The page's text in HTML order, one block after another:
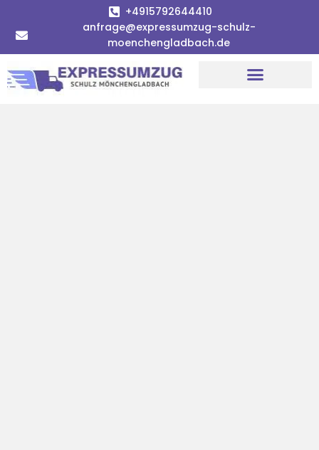
+4915792644410
anfrage@expressumzug-schulz-
moenchengladbach.de